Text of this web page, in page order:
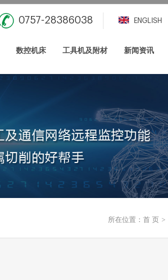
0757-28386038 ENGLISH
数控机床 工具机及附材 新闻资讯
所在位置： 首 页 >